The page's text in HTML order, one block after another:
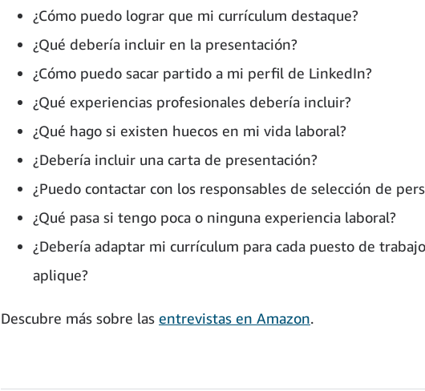
¿Cómo puedo lograr que mi currículum destaque?
¿Qué debería incluir en la presentación?
¿Cómo puedo sacar partido a mi perfil de LinkedIn?
¿Qué experiencias profesionales debería incluir?
¿Qué hago si existen huecos en mi vida laboral?
¿Debería incluir una carta de presentación?
¿Puedo contactar con los responsables de selección de
¿Qué pasa si tengo poca o ninguna experiencia laboral?
¿Debería adaptar mi currículum para cada puesto de
aplique?
Descubre más sobre las entrevistas en Amazon.